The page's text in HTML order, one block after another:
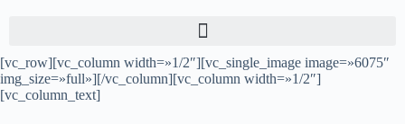
[vc_row][vc_column width=»1/2″][vc_single_image image=»6075″
img_size=»full»][/vc_column][vc_column width=»1/2″]
[vc_column_text]